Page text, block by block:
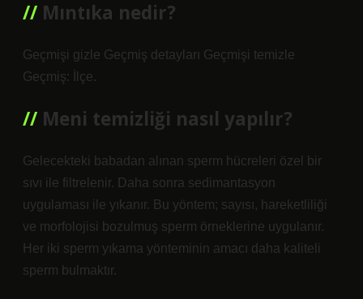
Mıntıka nedir?
Geçmişi gizle Geçmiş detayları Geçmişi temizle
Geçmiş: İlçe.
Meni temizliği nasıl yapılır?
Gelecekteki babadan alınan sperm hücreleri özel bir
sıvı ile filtrelenir. Daha sonra sedimantasyon
uygulaması ile yıkanır. Bu yöntem; sayısı, hareketliliği
ve morfolojisi bozulmuş sperm örneklerine uygulanır.
Her iki sperm yıkama yönteminin amacı daha kaliteli
sperm bulmaktır.